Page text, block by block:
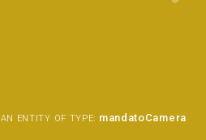
AN ENTITY OF TYPE: mandatoCamera